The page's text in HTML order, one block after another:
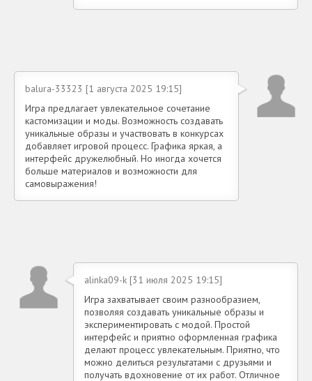
balura-33323 [1 августа 2025 19:15]
Игра предлагает увлекательное сочетание
кастомизации и моды. Возможность создавать
уникальные образы и участвовать в конкурсах
добавляет игровой процесс. Графика яркая, а
интерфейс дружелюбный. Но иногда хочется
больше материалов и возможности для
самовыражения!
alinka09-k [31 июля 2025 19:15]
Игра захватывает своим разнообразием,
позволяя создавать уникальные образы и
экспериментировать с модой. Простой
интерфейс и приятно оформленная графика
делают процесс увлекательным. Приятно, что
можно делиться результатами с друзьями и
получать вдохновение от их работ. Отличное